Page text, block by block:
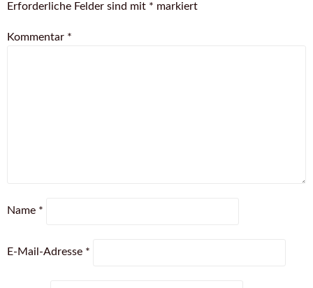
Erforderliche Felder sind mit * markiert
Kommentar *
Name *
E-Mail-Adresse *